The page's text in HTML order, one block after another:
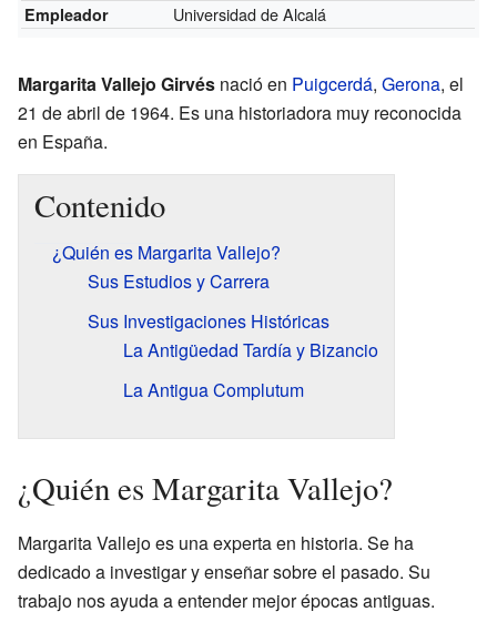
Empleador Universidad de Alcalá
Margarita Vallejo Girvés nació en Puigcerdá, Gerona, el
21 de abril de 1964. Es una historiadora muy reconocida
en España.
Contenido
¿Quién es Margarita Vallejo?
Sus Estudios y Carrera
Sus Investigaciones Históricas
La Antigüedad Tardía y Bizancio
La Antigua Complutum
¿Quién es Margarita Vallejo?
Margarita Vallejo es una experta en historia. Se ha
dedicado a investigar y enseñar sobre el pasado. Su
trabajo nos ayuda a entender mejor épocas antiguas.